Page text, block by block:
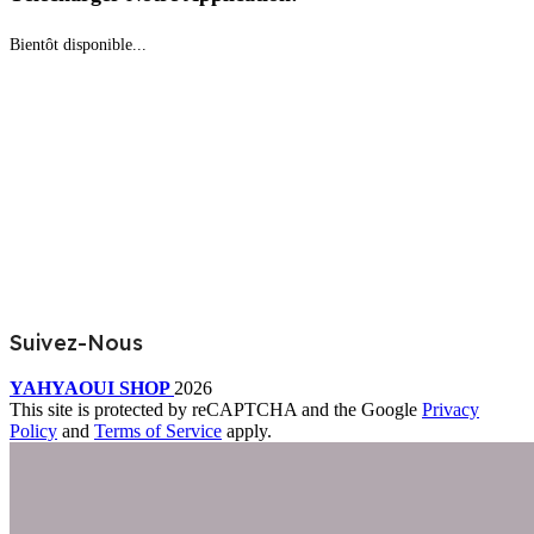
Bientôt disponible...
Suivez-Nous
YAHYAOUI SHOP 2026
This site is protected by reCAPTCHA and the Google Privacy
Policy and Terms of Service apply.